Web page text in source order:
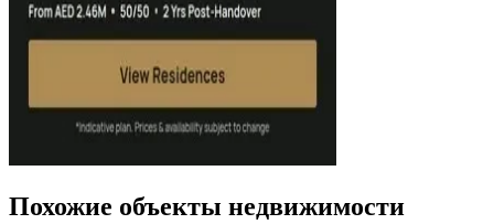
Похожие объекты недвижимости